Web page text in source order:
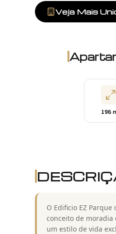
Veja Mais
196
O Edificio EZ
conceito de
um estilo de vida